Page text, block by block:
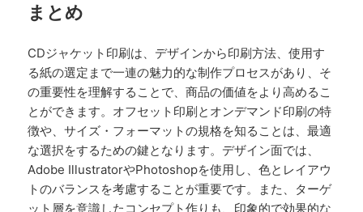
まとめ
CDジャケット印刷は、デザインから印刷方法、使用す
る紙の選定まで一連の魅力的な制作プロセスがあり、そ
の重要性を理解することで、商品の価値をより高めるこ
とができます。オフセット印刷とオンデマンド印刷の特
徴や、サイズ・フォーマットの規格を知ることは、最適
な選択をするための鍵となります。デザイン面では、
Adobe IllustratorやPhotoshopを使用し、色とレイアウ
トのバランスを考慮することが重要です。また、ターゲ
ット層を意識したコンセプト作りも、印象的で効果的な